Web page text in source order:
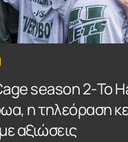
season 2-Το
η τηλεόραση
αξιώσεις